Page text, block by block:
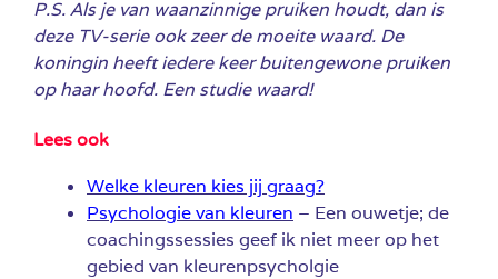
P.S. Als je van waanzinnige pruiken houdt, dan is
deze TV-serie ook zeer de moeite waard. De
koningin heeft iedere keer buitengewone pruiken
op haar hoofd. Een studie waard!
Lees ook
Welke kleuren kies jij graag?
Psychologie van kleuren – Een ouwetje; de
coachingssessies geef ik niet meer op het
gebied van kleurenpsycholgie